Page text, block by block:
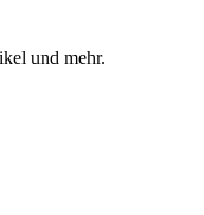
und mehr.